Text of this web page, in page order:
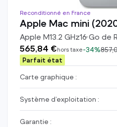
Reconditionné en France
Apple Mac mini
Apple M13.2 GHz16Go de
565,84 €hors taxe-34%
Parfait état
Carte graphique :
Système d’exploitation :
Garantie :